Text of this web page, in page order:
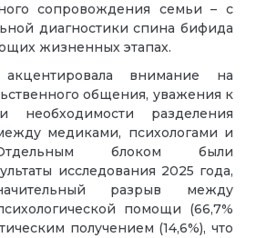
сопровождения семьи – с
диагностики спина бифида
жизненных этапах.
внимание на
общения, уважения к
разделения
медиками, психологами и
блоком были
исследования 2025 года,
разрыв между
помощи (66,7%
получением (14,6%), что